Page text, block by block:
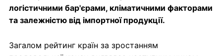
логістичними бар'єрами, кліматичними факторами
та залежністю від імпортної продукції.
Загалом рейтинг країн за зростанням